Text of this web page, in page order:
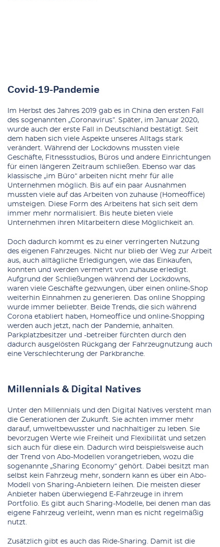
Covid-19-Pandemie
Im Herbst des Jahres 2019 gab es in China den ersten Fall
des sogenannten „Coronavirus”. Später, im Januar 2020,
wurde auch der erste Fall in Deutschland bestätigt. Seit
dem haben sich viele Aspekte unseres Alltags stark
verändert. Während der Lockdowns mussten viele
Geschäfte, Fitnessstudios, Büros und andere Einrichtungen
für einen längeren Zeitraum schließen. Ebenso war das
klassische „im Büro“ arbeiten nicht mehr für alle
Unternehmen möglich. Bis auf ein paar Ausnahmen
mussten viele auf das Arbeiten von zuhause (Homeoffice)
umsteigen. Diese Form des Arbeitens hat sich seit dem
immer mehr normalisiert. Bis heute bieten viele
Unternehmen ihren Mitarbeitern diese Möglichkeit an.
Doch dadurch kommt es zu einer verringerten Nutzung
des eigenen Fahrzeuges. Nicht nur blieb der Weg zur Arbeit
aus, auch alltägliche Erledigungen, wie das Einkaufen,
konnten und werden vermehrt von zuhause erledigt.
Aufgrund der Schließungen während der Lockdowns,
waren viele Geschäfte gezwungen, über einen online-Shop
weiterhin Einnahmen zu generieren. Das online Shopping
wurde immer beliebter. Beide Trends, die sich während
Corona etabliert haben, Homeoffice und online-Shopping
werden auch jetzt, nach der Pandemie, anhalten.
Parkplatzbesitzer und -betreiber fürchten durch den
dadurch ausgelösten Rückgang der Fahrzeugnutzung auch
eine Verschlechterung der Parkbranche.
Millennials & Digital Natives
Unter den Millennials und den Digital Natives versteht man
die Generationen der Zukunft. Sie achten immer mehr
darauf, umweltbewusster und nachhaltiger zu leben. Sie
bevorzugen Werte wie Freiheit und Flexibilität und setzen
sich auch für diese ein. Dadurch wird beispielsweise auch
der Trend von Abo-Modellen vorangetrieben, wozu die
sogenannte „Sharing Economy“ gehört. Dabei besitzt man
selbst kein Fahrzeug mehr, sondern kann es über ein Abo-
Modell von Sharing-Anbietern leihen. Die meisten dieser
Anbieter haben überwiegend E-Fahrzeuge in ihrem
Portfolio. Es gibt auch Sharing-Modelle, bei denen man das
eigene Fahrzeug verleiht, wenn man es nicht regelmäßig
nutzt.
Zusätzlich gibt es auch das Ride-Sharing. Damit ist die